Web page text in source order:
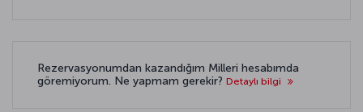
Rezervasyonumdan kazandığım Milleri hesabımda
göremiyorum. Ne yapmam gerekir? Detaylı bilgi